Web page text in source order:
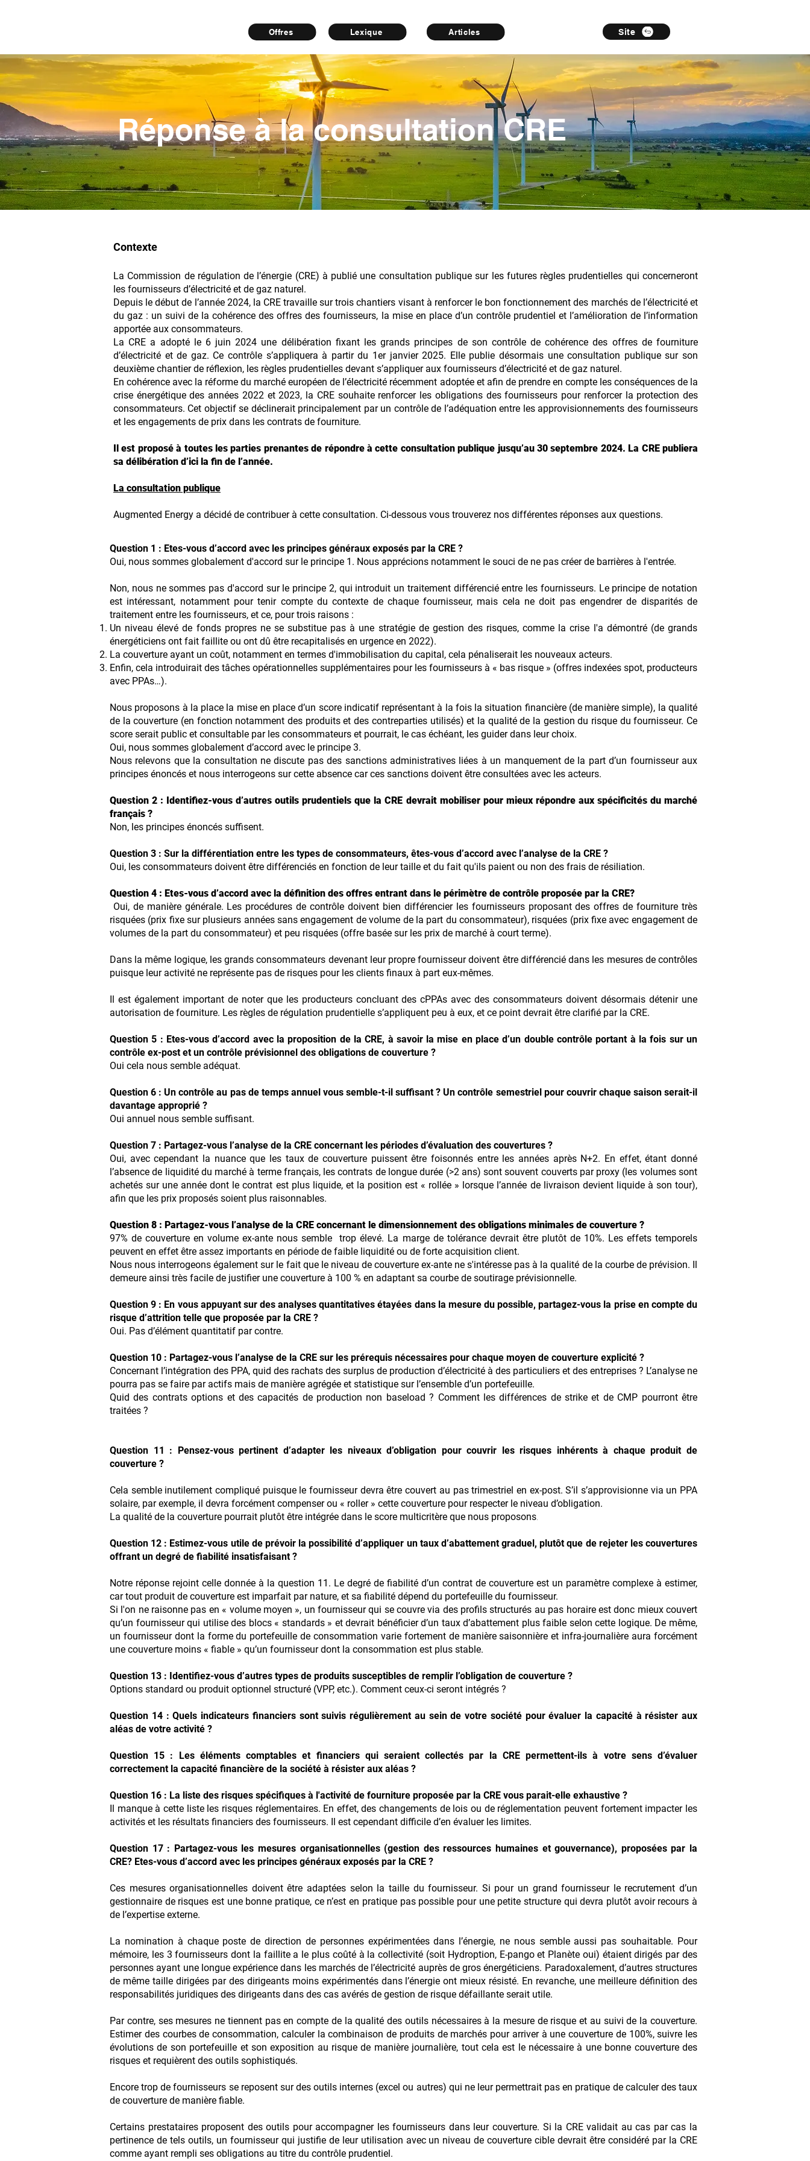
Offres Lexique Articles Site
Réponse à la consultation CRE
Contexte
La Commission de régulation de l’énergie (CRE) à publié une consultation publique sur les futures règles prudentielles qui concerneront
les fournisseurs d’électricité et de gaz naturel.
Depuis le début de l’année 2024, la CRE travaille sur trois chantiers visant à renforcer le bon fonctionnement des marchés de l’électricité et
du gaz : un suivi de la cohérence des offres des fournisseurs, la mise en place d’un contrôle prudentiel et l’amélioration de l’information
apportée aux consommateurs.
La CRE a adopté le 6 juin 2024 une délibération fixant les grands principes de son contrôle de cohérence des offres de fourniture
d’électricité et de gaz. Ce contrôle s’appliquera à partir du 1er janvier 2025. Elle publie désormais une consultation publique sur son
deuxième chantier de réflexion, les règles prudentielles devant s’appliquer aux fournisseurs d’électricité et de gaz naturel.
En cohérence avec la réforme du marché européen de l’électricité récemment adoptée et afin de prendre en compte les conséquences de la
crise énergétique des années 2022 et 2023, la CRE souhaite renforcer les obligations des fournisseurs pour renforcer la protection des
consommateurs. Cet objectif se déclinerait principalement par un contrôle de l’adéquation entre les approvisionnements des fournisseurs
et les engagements de prix dans les contrats de fourniture.
Il est proposé à toutes les parties prenantes de répondre à cette consultation publique jusqu’au 30 septembre 2024. La CRE publiera
sa délibération d’ici la fin de l’année.
La consultation publique
Augmented Energy a décidé de contribuer à cette consultation. Ci-dessous vous trouverez nos différentes réponses aux questions.
Question 1 : Etes-vous d’accord avec les principes généraux exposés par la CRE ?
Oui, nous sommes globalement d'accord sur le principe 1. Nous apprécions notamment le souci de ne pas créer de barrières à l'entrée.
Non, nous ne sommes pas d'accord sur le principe 2, qui introduit un traitement différencié entre les fournisseurs. Le principe de notation
est intéressant, notamment pour tenir compte du contexte de chaque fournisseur, mais cela ne doit pas engendrer de disparités de
traitement entre les fournisseurs, et ce, pour trois raisons :
Un niveau élevé de fonds propres ne se substitue pas à une stratégie de gestion des risques, comme la crise l'a démontré (de grands
énergéticiens ont fait faillite ou ont dû être recapitalisés en urgence en 2022).
La couverture ayant un coût, notamment en termes d'immobilisation du capital, cela pénaliserait les nouveaux acteurs.
Enfin, cela introduirait des tâches opérationnelles supplémentaires pour les fournisseurs à « bas risque » (offres indexées spot, producteurs
avec PPAs…).
Nous proposons à la place la mise en place d’un score indicatif représentant à la fois la situation financière (de manière simple), la qualité
de la couverture (en fonction notamment des produits et des contreparties utilisés) et la qualité de la gestion du risque du fournisseur. Ce
score serait public et consultable par les consommateurs et pourrait, le cas échéant, les guider dans leur choix.
Oui, nous sommes globalement d’accord avec le principe 3.
Nous relevons que la consultation ne discute pas des sanctions administratives liées à un manquement de la part d’un fournisseur aux
principes énoncés et nous interrogeons sur cette absence car ces sanctions doivent être consultées avec les acteurs.
Question 2 : Identifiez-vous d’autres outils prudentiels que la CRE devrait mobiliser pour mieux répondre aux spécificités du marché
français ?
Non, les principes énoncés suffisent.
Question 3 : Sur la différentiation entre les types de consommateurs, êtes-vous d’accord avec l’analyse de la CRE ?
Oui, les consommateurs doivent être différenciés en fonction de leur taille et du fait qu'ils paient ou non des frais de résiliation.
Question 4 : Etes-vous d’accord avec la définition des offres entrant dans le périmètre de contrôle proposée par la CRE?
Oui, de manière générale. Les procédures de contrôle doivent bien différencier les fournisseurs proposant des offres de fourniture très
risquées (prix fixe sur plusieurs années sans engagement de volume de la part du consommateur), risquées (prix fixe avec engagement de
volumes de la part du consommateur) et peu risquées (offre basée sur les prix de marché à court terme).
Dans la même logique, les grands consommateurs devenant leur propre fournisseur doivent être différencié dans les mesures de contrôles
puisque leur activité ne représente pas de risques pour les clients finaux à part eux-mêmes.
Il est également important de noter que les producteurs concluant des cPPAs avec des consommateurs doivent désormais détenir une
autorisation de fourniture. Les règles de régulation prudentielle s’appliquent peu à eux, et ce point devrait être clarifié par la CRE.
Question 5 : Etes-vous d’accord avec la proposition de la CRE, à savoir la mise en place d’un double contrôle portant à la fois sur un
contrôle ex-post et un contrôle prévisionnel des obligations de couverture ?
Oui cela nous semble adéquat.
Question 6 : Un contrôle au pas de temps annuel vous semble-t-il suffisant ? Un contrôle semestriel pour couvrir chaque saison serait-il
davantage approprié ?
Oui annuel nous semble suffisant.
Question 7 : Partagez-vous l’analyse de la CRE concernant les périodes d’évaluation des couvertures ?
Oui, avec cependant la nuance que les taux de couverture puissent être foisonnés entre les années après N+2. En effet, étant donné
l’absence de liquidité du marché à terme français, les contrats de longue durée (>2 ans) sont souvent couverts par proxy (les volumes sont
achetés sur une année dont le contrat est plus liquide, et la position est « rollée » lorsque l’année de livraison devient liquide à son tour),
afin que les prix proposés soient plus raisonnables.
Question 8 : Partagez-vous l’analyse de la CRE concernant le dimensionnement des obligations minimales de couverture ?
97% de couverture en volume ex-ante nous semble trop élevé. La marge de tolérance devrait être plutôt de 10%. Les effets temporels
peuvent en effet être assez importants en période de faible liquidité ou de forte acquisition client.
Nous nous interrogeons également sur le fait que le niveau de couverture ex-ante ne s'intéresse pas à la qualité de la courbe de prévision. Il
demeure ainsi très facile de justifier une couverture à 100 % en adaptant sa courbe de soutirage prévisionnelle.
Question 9 : En vous appuyant sur des analyses quantitatives étayées dans la mesure du possible, partagez-vous la prise en compte du
risque d’attrition telle que proposée par la CRE ?
Oui. Pas d’élément quantitatif par contre.
Question 10 : Partagez-vous l’analyse de la CRE sur les prérequis nécessaires pour chaque moyen de couverture explicité ?
Concernant l’intégration des PPA, quid des rachats des surplus de production d’électricité à des particuliers et des entreprises ? L’analyse ne
pourra pas se faire par actifs mais de manière agrégée et statistique sur l’ensemble d’un portefeuille.
Quid des contrats options et des capacités de production non baseload ? Comment les différences de strike et de CMP pourront être
traitées ?
Question 11 : Pensez-vous pertinent d’adapter les niveaux d’obligation pour couvrir les risques inhérents à chaque produit de
couverture ?
Cela semble inutilement compliqué puisque le fournisseur devra être couvert au pas trimestriel en ex-post. S’il s’approvisionne via un PPA
solaire, par exemple, il devra forcément compenser ou « roller » cette couverture pour respecter le niveau d’obligation.
La qualité de la couverture pourrait plutôt être intégrée dans le score multicritère que nous proposons.
Question 12 : Estimez-vous utile de prévoir la possibilité d’appliquer un taux d’abattement graduel, plutôt que de rejeter les couvertures
offrant un degré de fiabilité insatisfaisant ?
Notre réponse rejoint celle donnée à la question 11. Le degré de fiabilité d’un contrat de couverture est un paramètre complexe à estimer,
car tout produit de couverture est imparfait par nature, et sa fiabilité dépend du portefeuille du fournisseur.
Si l'on ne raisonne pas en « volume moyen », un fournisseur qui se couvre via des profils structurés au pas horaire est donc mieux couvert
qu’un fournisseur qui utilise des blocs « standards » et devrait bénéficier d’un taux d’abattement plus faible selon cette logique. De même,
un fournisseur dont la forme du portefeuille de consommation varie fortement de manière saisonnière et infra-journalière aura forcément
une couverture moins « fiable » qu’un fournisseur dont la consommation est plus stable.
Question 13 : Identifiez-vous d’autres types de produits susceptibles de remplir l’obligation de couverture ?
Options standard ou produit optionnel structuré (VPP, etc.). Comment ceux-ci seront intégrés ?
Question 14 : Quels indicateurs financiers sont suivis régulièrement au sein de votre société pour évaluer la capacité à résister aux
aléas de votre activité ?
Question 15 : Les éléments comptables et financiers qui seraient collectés par la CRE permettent-ils à votre sens d’évaluer
correctement la capacité financière de la société à résister aux aléas ?
Question 16 : La liste des risques spécifiques à l'activité de fourniture proposée par la CRE vous parait-elle exhaustive ?
Il manque à cette liste les risques réglementaires. En effet, des changements de lois ou de réglementation peuvent fortement impacter les
activités et les résultats financiers des fournisseurs. Il est cependant difficile d’en évaluer les limites.
Question 17 : Partagez-vous les mesures organisationnelles (gestion des ressources humaines et gouvernance), proposées par la
CRE? Etes-vous d’accord avec les principes généraux exposés par la CRE ?
Ces mesures organisationnelles doivent être adaptées selon la taille du fournisseur. Si pour un grand fournisseur le recrutement d’un
gestionnaire de risques est une bonne pratique, ce n’est en pratique pas possible pour une petite structure qui devra plutôt avoir recours à
de l’expertise externe.
La nomination à chaque poste de direction de personnes expérimentées dans l’énergie, ne nous semble aussi pas souhaitable. Pour
mémoire, les 3 fournisseurs dont la faillite a le plus coûté à la collectivité (soit Hydroption, E-pango et Planète oui) étaient dirigés par des
personnes ayant une longue expérience dans les marchés de l’électricité auprès de gros énergéticiens. Paradoxalement, d’autres structures
de même taille dirigées par des dirigeants moins expérimentés dans l’énergie ont mieux résisté. En revanche, une meilleure définition des
responsabilités juridiques des dirigeants dans des cas avérés de gestion de risque défaillante serait utile.
Par contre, ses mesures ne tiennent pas en compte de la qualité des outils nécessaires à la mesure de risque et au suivi de la couverture.
Estimer des courbes de consommation, calculer la combinaison de produits de marchés pour arriver à une couverture de 100%, suivre les
évolutions de son portefeuille et son exposition au risque de manière journalière, tout cela est le nécessaire à une bonne couverture des
risques et requièrent des outils sophistiqués.
Encore trop de fournisseurs se reposent sur des outils internes (excel ou autres) qui ne leur permettrait pas en pratique de calculer des taux
de couverture de manière fiable.
Certains prestataires proposent des outils pour accompagner les fournisseurs dans leur couverture. Si la CRE validait au cas par cas la
pertinence de tels outils, un fournisseur qui justifie de leur utilisation avec un niveau de couverture cible devrait être considéré par la CRE
comme ayant rempli ses obligations au titre du contrôle prudentiel.